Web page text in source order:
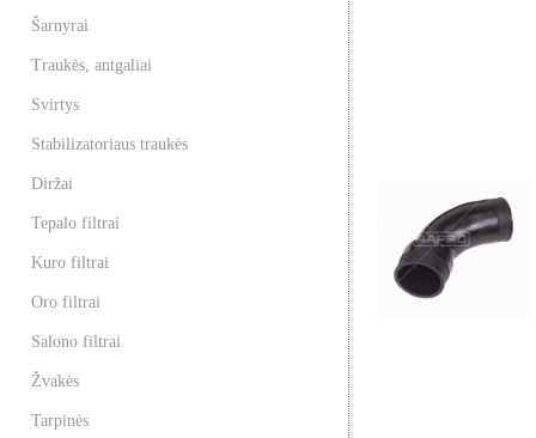
Šarnyrai
Traukės, antgaliai
Svirtys
Stabilizatoriaus traukės
Diržai
Tepalo filtrai
Kuro filtrai
Oro filtrai
Salono filtrai
Žvakės
Tarpinės